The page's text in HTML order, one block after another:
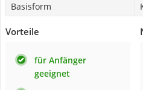
Basisform
Vorteile
für Anfänger
geeignet